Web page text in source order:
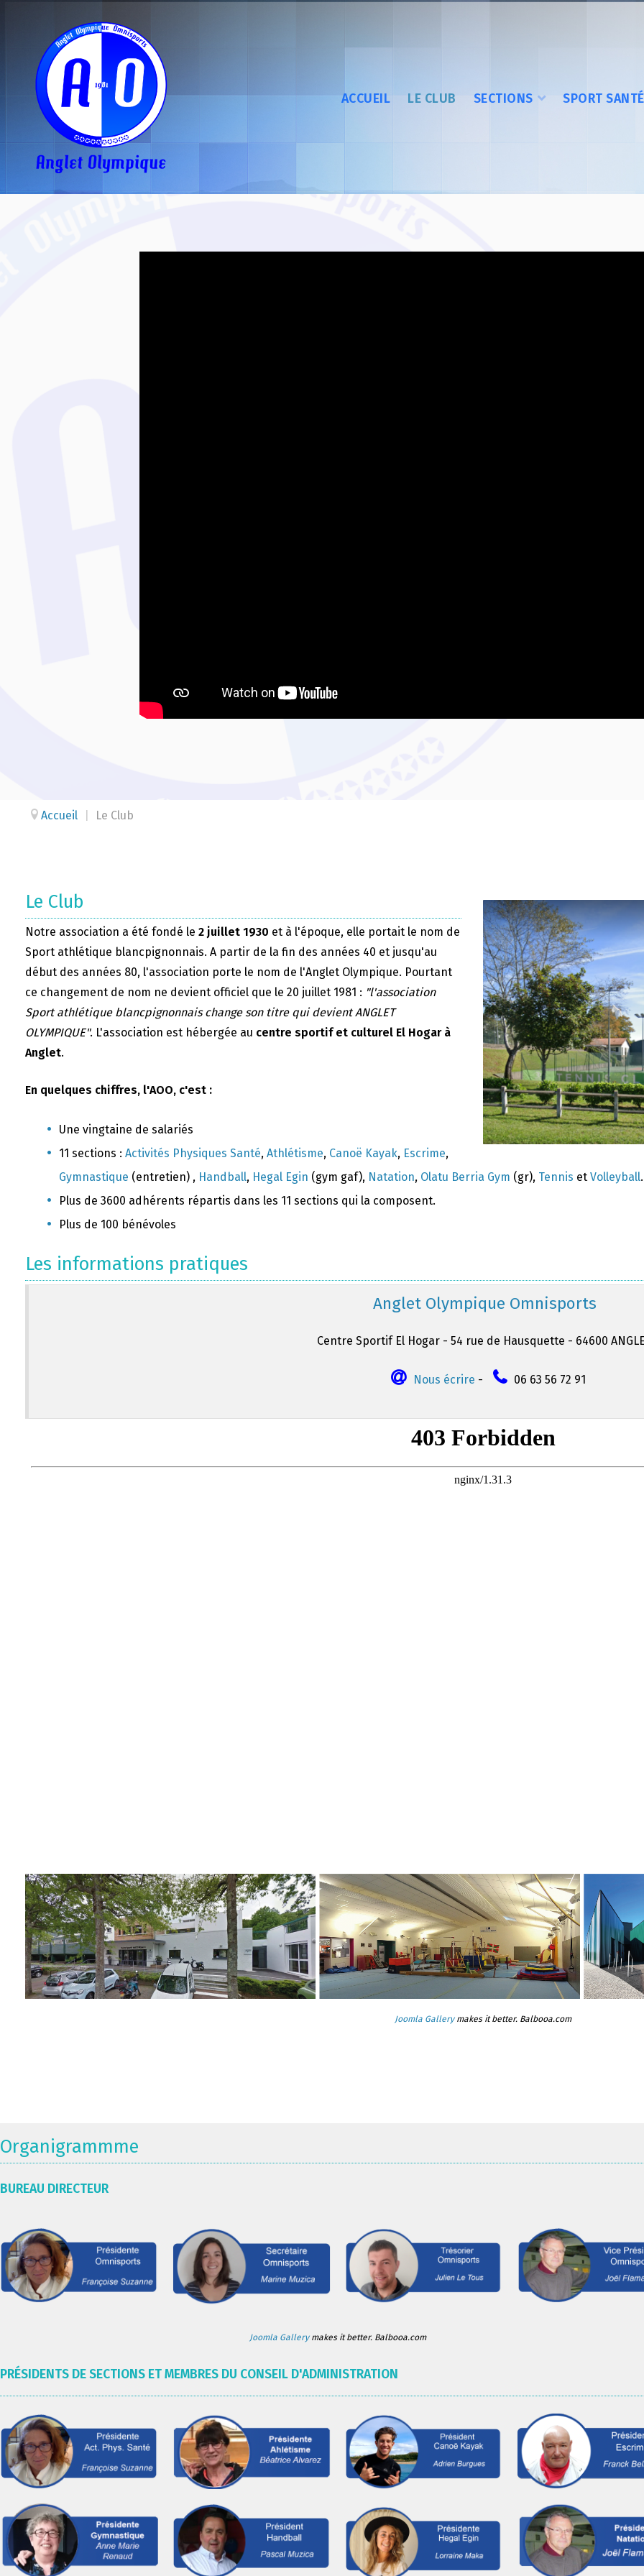
ACCUEIL LE CLUB SECTIONS SPORT SANTÉ
Accueil Le Club
Le Club
Notre association a été fondé le 2 juillet 1930 et à l'époque, elle portait le nom de
Sport athlétique blancpignonnais. A partir de la fin des années 40 et jusqu'au
début des années 80, l'association porte le nom de l'Anglet Olympique. Pourtant
ce changement de nom ne devient officiel que le 20 juillet 1981 : "l'association
Sport athlétique blancpignonnais change son titre qui devient ANGLET
OLYMPIQUE". L'association est hébergée au centre sportif et culturel El Hogar à
Anglet.
En quelques chiffres, l'AOO, c'est :
Une vingtaine de salariés
11 sections : Activités Physiques Santé, Athlétisme, Canoë Kayak, Escrime,
Gymnastique (entretien) , Handball, Hegal Egin (gym gaf), Natation, Olatu Berria Gym (gr), Tennis et Volleyball.
Plus de 3600 adhérents répartis dans les 11 sections qui la composent.
Plus de 100 bénévoles
Les informations pratiques
Anglet Olympique Omnisports
Centre Sportif El Hogar - 54 rue de Hausquette - 64600
Nous écrire - 06 63 56 72 91
Joomla Gallerymakes it better. Balbooa.com
Organigrammme
BUREAU DIRECTEUR
Joomla Gallerymakes it better. Balbooa.com
PRÉSIDENTS DE SECTIONS ET MEMBRES DU CONSEIL D'ADMINISTRATION